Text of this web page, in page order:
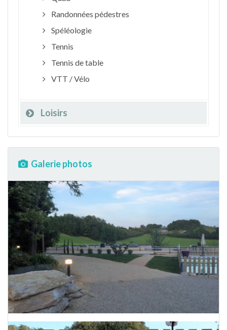
Randonnées pédestres
Spéléologie
Tennis
Tennis de table
VTT / Vélo
Loisirs
Galerie photos